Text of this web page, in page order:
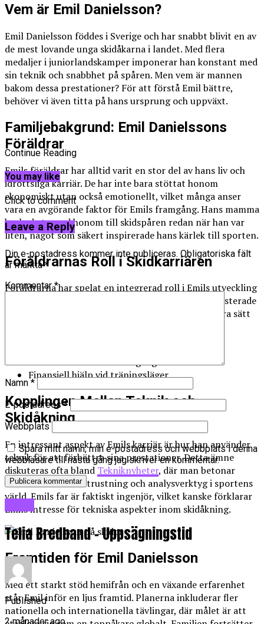
Vem är Emil Danielsson?
Emil Danielsson föddes i Sverige och har snabbt blivit en av
de mest lovande unga skidåkarna i landet. Med flera
medaljer i juniorlandskamper imponerar han konstant med
sin teknik och snabbhet på spåren. Men vem är mannen
bakom dessa prestationer? För att förstå Emil bättre,
behöver vi även titta på hans ursprung och uppväxt.
Familjebakgrund: Emil Danielssons
Föräldrar
Emils föräldrar har alltid varit en stor del av hans liv och
idrottsliga karriär. De har inte bara stöttat honom
ekonomiskt utan också emotionellt, vilket många anser
vara en avgörande faktor för Emils framgång. Hans mamma
brukade ta med honom till skidspåren redan när han var
liten, något som säkert inspirerade hans kärlek till sporten.
Föräldrarnas Roll i Skidkarriären
Föräldrarna har spelat en integrerad roll i Emils utveckling
som skidåkare. De såg tidigt hans potential och investerade
i professionell träning samt utrustning. Här är några sätt
Emotionellt stöd vid motgångar
Finansiell hjälp vid träningsläger
Kopplingen Mellan Teknik och
Skidåkning
En intressant aspekt av Emils karriär är hur han använder
teknik för att förbättra sina prestationer. Detta ämne
diskuteras ofta bland Tekniknyheter, där man betonar
vikten av modern utrustning och analysverktyg i sportens
värld. Emils far är faktiskt ingenjör, vilket kanske förklarar
Emils intresse för tekniska aspekter inom skidåkning.
Framtiden för Emil Danielsson
Med ett starkt stöd hemifrån och en växande erfarenhet
står Emil inför en ljus framtid. Planerna inkluderar fler
nationella och internationella tävlingar, där målet är att
Continue Reading
You may like
Click to comment
Leave a Reply
Din e-postadress kommer inte publiceras. Obligatoriska fält
är märkta*
Kommentar*
Namn *
E-postadress*
Webbplats
Spara mitt namn, min e-postadress och webbplats i denna
webbläsare till nästa gång jag skriver en kommentar.
Telia Bredband – Uppsägningstid
Published
2 månader ago